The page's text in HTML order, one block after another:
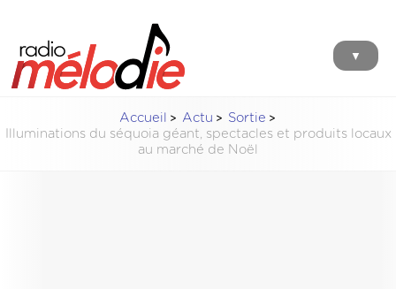
▼
Accueil Actu
Sortie
Illuminations du séquoia géant, spectacles et produits locaux
au marché de Noël